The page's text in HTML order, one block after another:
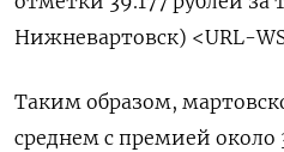
Нижневартовск) <URL-
Таким образом,
среднем с премией около